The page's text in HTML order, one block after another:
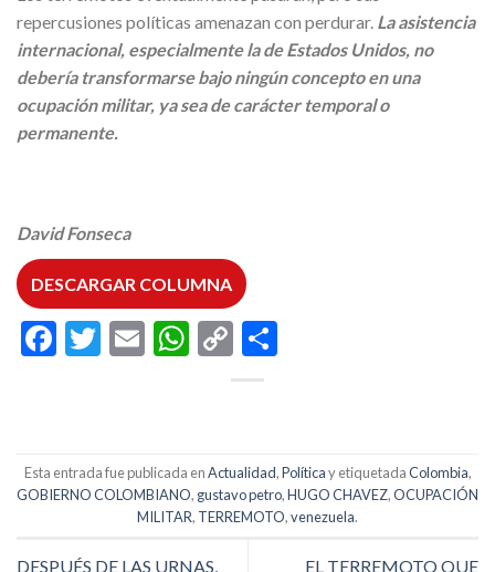
repercusiones políticas amenazan con perdurar. La asistencia
internacional, especialmente la de Estados Unidos, no
debería transformarse bajo ningún concepto en una
ocupación militar, ya sea de carácter temporal o
permanente.
David Fonseca
DESCARGAR COLUMNA
Facebook
Twitter
EmailWhatsApp
Copy
Link
Esta entrada fue publicada enActualidad,Políticay etiquetadaColombia,
GOBIERNO COLOMBIANO, gustavo petro,HUGO CHAVEZ,OCUPACIÓN
MILITAR, TERREMOTO,venezuela.
DESPUÉS DE LAS URNAS, EL TERREMOTO QUE